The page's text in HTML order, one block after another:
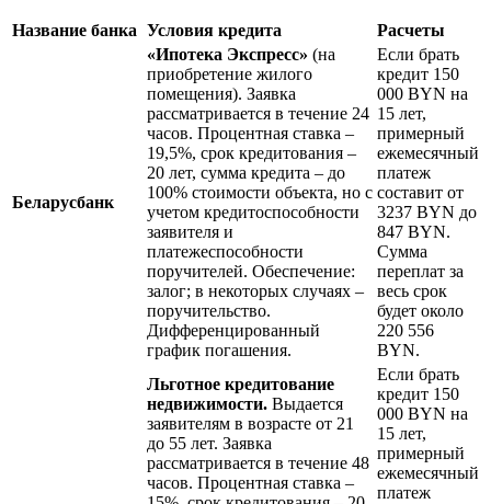
Название банка Условия кредита Расчеты
Беларусбанк
«Ипотека Экспресс» (на
приобретение жилого
помещения). Заявка
рассматривается в течение 24
часов. Процентная ставка –
19,5%, срок кредитования –
20 лет, сумма кредита – до
100% стоимости объекта, но с
учетом кредитоспособности
заявителя и
платежеспособности
поручителей. Обеспечение:
залог; в некоторых случаях –
поручительство.
Дифференцированный
график погашения.
Если брать
кредит 150
000 BYN на
15 лет,
примерный
ежемесячный
платеж
составит от
3237 BYN до
847 BYN.
Сумма
переплат за
весь срок
будет около
220 556
BYN.
Льготное кредитование
недвижимости. Выдается
заявителям в возрасте от 21
до 55 лет. Заявка
рассматривается в течение 48
часов. Процентная ставка –
Если брать
кредит 150
000 BYN на
15 лет,
примерный
ежемесячный
платеж